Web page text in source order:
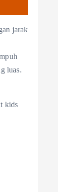
jarak
luas.
kids